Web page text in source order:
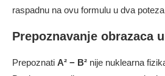
raspadnu na ovu formulu u dva
Prepoznavanje obrazaca
Prepoznati A² − B² nije nuklearna